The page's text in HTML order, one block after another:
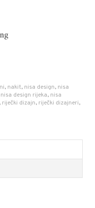
, nakit, nisa design, nisa
nisa design rijeka, nisa
, riječki dizajn, riječki dizajneri,